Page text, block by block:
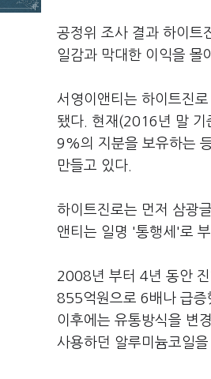
공정위 조사 결과 하이트
일감과 막대한 이익을 몰
서영이앤티는 하이트진
됐다. 현재(2016년 말 기
9%의 지분을 보유하는
만들고 있다.
하이트진로는 먼저 삼광
앤티는 일명 '통행세'로
2008년 부터 4년 동안
855억원으로 6배나 급
이후에는 유통방식을 변
사용하던 알루미늄코일